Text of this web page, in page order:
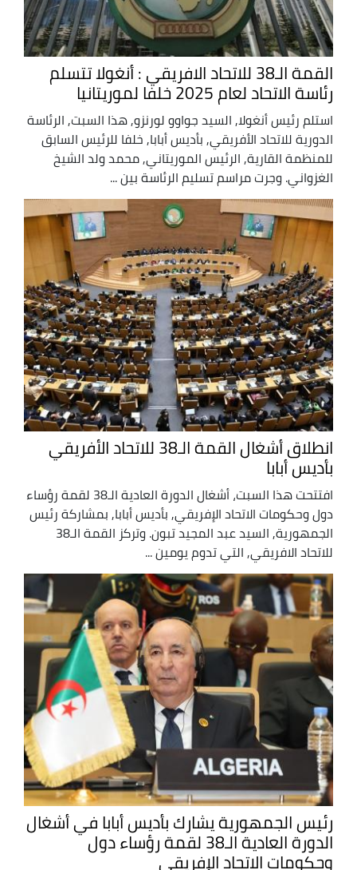
القمة الـ38 للاتحاد الافريقي : أنغولا تتسلم
رئاسة الاتحاد لعام 2025 خلفا لموريتانيا
استلم رئيس أنغولا, السيد جواوو لورنزو, هذا السبت, الرئاسة
الدورية للاتحاد الأفريقي, بأديس أبابا, خلفا للرئيس السابق
للمنظمة القارية, الرئيس الموريتاني, محمد ولد الشيخ
الغزواني. وجرت مراسم تسليم الرئاسة بين ...
انطلاق أشغال القمة الـ38 للاتحاد الأفريقي
بأديس أبابا
افتتحت هذا السبت، أشغال الدورة العادية الـ38 لقمة رؤساء
دول وحكومات الاتحاد الإفريقي, بأديس أبابا, بمشاركة رئيس
الجمهورية, السيد عبد المجيد تبون. وتركز القمة الـ38
للاتحاد الافريقي, التي تدوم يومين ...
رئيس الجمهورية يشارك بأديس أبابا في أشغال
الدورة العادية الـ38 لقمة رؤساء دول
وحكومات الاتحاد الإفريقي